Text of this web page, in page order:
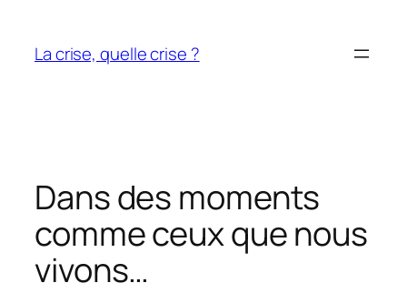
contenu
La crise, quelle crise ?
Dans des moments
comme ceux que nous
vivons…